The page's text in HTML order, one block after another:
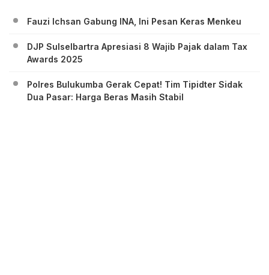
Fauzi Ichsan Gabung INA, Ini Pesan Keras Menkeu
DJP Sulselbartra Apresiasi 8 Wajib Pajak dalam Tax
Awards 2025
Polres Bulukumba Gerak Cepat! Tim Tipidter Sidak
Dua Pasar: Harga Beras Masih Stabil